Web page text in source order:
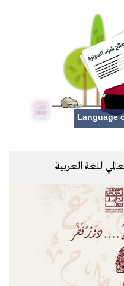
Language
للغة العربية